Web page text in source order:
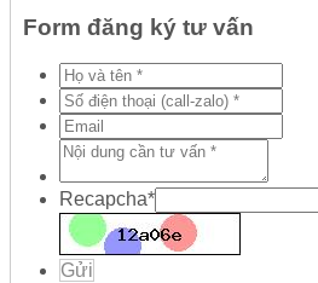
Form đăng ký tư vấn
Recapcha*
Gửi